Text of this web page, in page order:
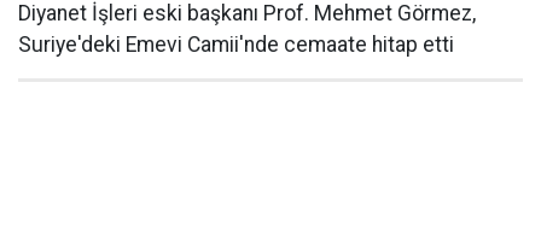
Diyanet İşleri eski başkanı Prof. Mehmet Görmez,
Suriye'deki Emevi Camii'nde cemaate hitap etti